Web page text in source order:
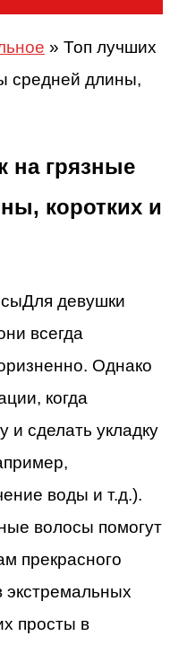
» Топ лучших
средней длины,
на грязные
коротких и
Для девушки
всегда
Однако
когда
и сделать укладку
воды и т.д.).
волосы помогут
прекрасного
просты в